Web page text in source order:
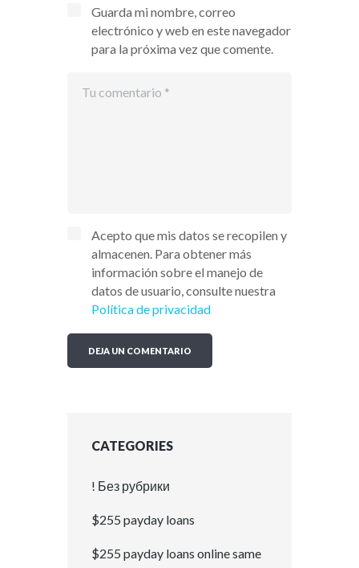
Guarda mi nombre, correo
electrónico y web en este navegador
para la próxima vez que comente.
Acepto que mis datos se recopilen y
almacenen. Para obtener más
información sobre el manejo de
datos de usuario, consulte nuestra
Política de privacidad
CATEGORIES
! Без рубрики
$255 payday loans
$255 payday loans online same